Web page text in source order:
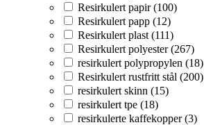
Resirkulert papir (100)
Resirkulert papp (12)
Resirkulert plast (111)
Resirkulert polyester (267)
resirkulert polypropylen (18)
Resirkulert rustfritt stål (200)
resirkulert skinn (15)
resirkulert tpe (18)
resirkulerte kaffekopper (3)